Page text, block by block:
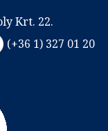
Krt. 22.
(+36 1) 327 01 20